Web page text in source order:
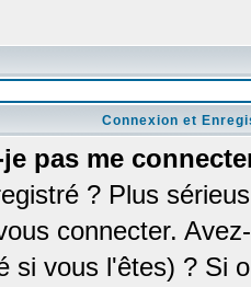
Connexion et
pas me
? Plus
connecter.
si vous l'êtes) ? Si